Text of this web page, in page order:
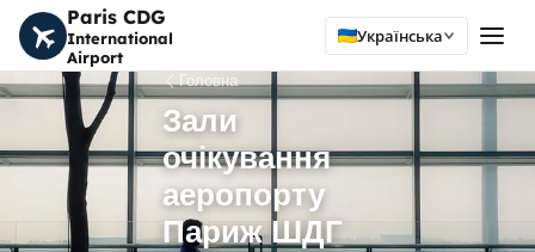
Paris CDG
International
Airport
Українська
Головна
Зали
очікування
аеропорту
Париж ШДГ